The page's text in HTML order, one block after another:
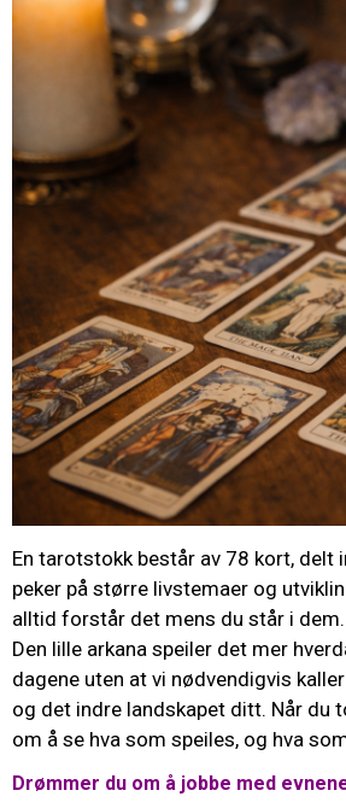
En tarotstokk består av 78 kort, delt
peker på større livstemaer og
alltid forstår det mens du står i
Den lille arkana speiler det mer
dagene uten at vi nødvendigvis
og det indre landskapet ditt. Når du
om å se hva som speiles, og hva
Drømmer du om å jobbe med